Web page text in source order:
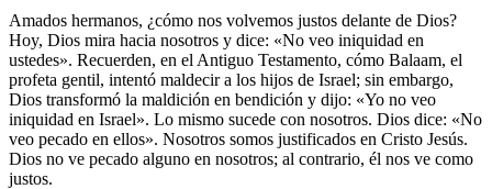
Amados hermanos, ¿cómo nos volvemos justos delante de Dios?
Hoy, Dios mira hacia nosotros y dice: «No veo iniquidad en
ustedes». Recuerden, en el Antiguo Testamento, cómo Balaam, el
profeta gentil, intentó maldecir a los hijos de Israel; sin embargo,
Dios transformó la maldición en bendición y dijo: «Yo no veo
iniquidad en Israel». Lo mismo sucede con nosotros. Dios dice: «No
veo pecado en ellos». Nosotros somos justificados en Cristo Jesús.
Dios no ve pecado alguno en nosotros; al contrario, él nos ve como
justos.